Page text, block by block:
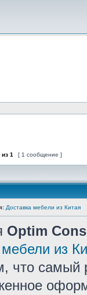
из 1 [ 1 сообщение ]
Доставка мебели из Китая
Optim
из
что самый